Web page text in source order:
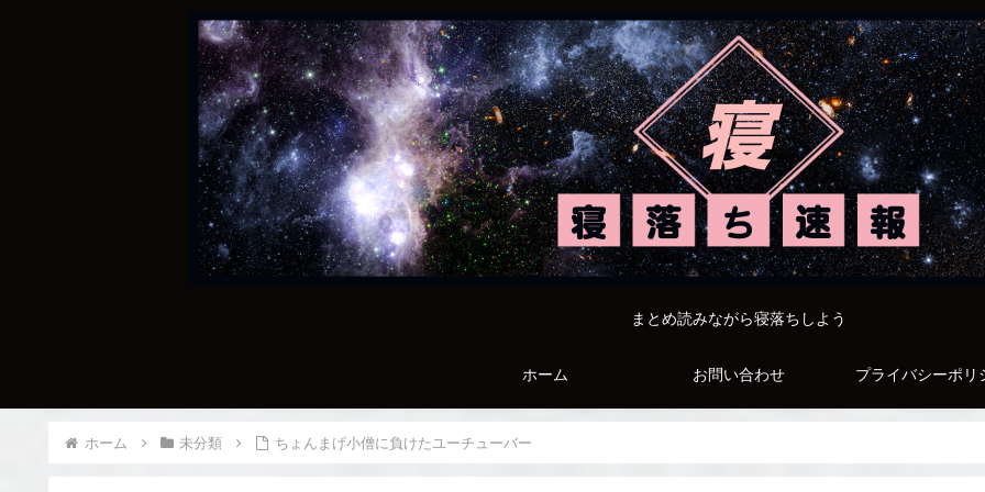
まとめ読みながら寝落ちしよう
ホーム お問い合わせ プライバシーポリ
ホーム 未分類 ちょんまげ小僧に負けたユーチューバー